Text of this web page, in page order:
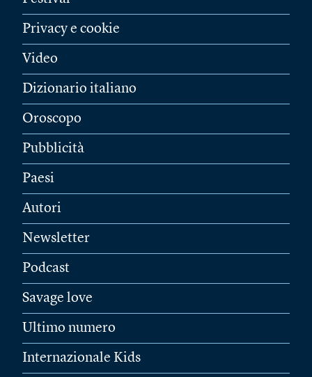
Privacy e cookie
Video
Dizionario italiano
Oroscopo
Pubblicità
Paesi
Autori
Newsletter
Podcast
Savage love
Ultimo numero
Internazionale Kids